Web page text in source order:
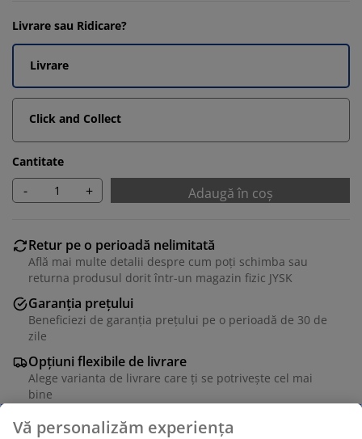
Livrare sau Ridicare?
Livrare
Click and Collect
Cantitate
- + Adaugă în coș
Retur pe o perioadă nelimitată
Află mai multe detalii despre cum poți schimba sau
returna produsul dorit într-un magazin fizic JYSK
Garanția prețului
Beneficiezi de garanția prețului pe o perioadă de 30 de
zile
Opțiuni flexibile de livrare
Alege varianta de livrare care ți se potrivește cel mai
bine